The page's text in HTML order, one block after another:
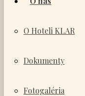
O Hoteli KLAR
Dokumenty
Fotogaléria